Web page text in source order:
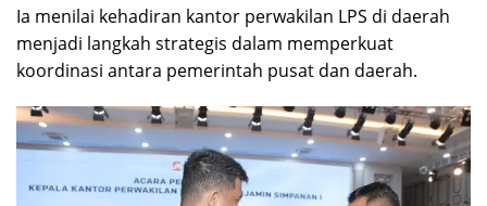
Ia menilai kehadiran kantor perwakilan LPS di daerah
menjadi langkah strategis dalam memperkuat
koordinasi antara pemerintah pusat dan daerah.